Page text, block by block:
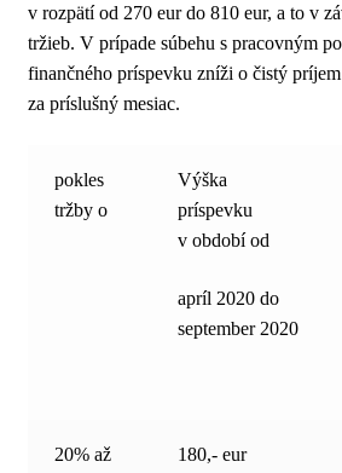
v rozpätí od 270 eur do 810 eur, a to v
tržieb. V prípade súbehu s pracovným
finančného príspevku zníži o čistý
za príslušný mesiac.
pokles
tržby o
Výška
príspevku
v období od
apríl 2020 do
september 2020
20% až
180,- eur